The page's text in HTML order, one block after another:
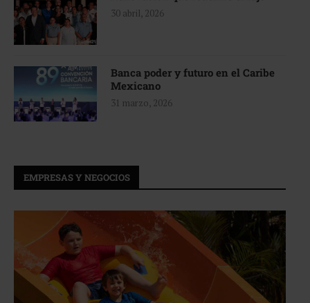
30 abril, 2026
Banca poder y futuro en el Caribe
Mexicano
31 marzo, 2026
EMPRESAS Y NEGOCIOS